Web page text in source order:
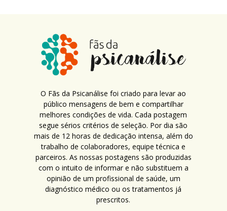
O Fãs da Psicanálise foi criado para levar ao
público mensagens de bem e compartilhar
melhores condições de vida. Cada postagem
segue sérios critérios de seleção. Por dia são
mais de 12 horas de dedicação intensa, além do
trabalho de colaboradores, equipe técnica e
parceiros. As nossas postagens são produzidas
com o intuito de informar e não substituem a
opinião de um profissional de saúde, um
diagnóstico médico ou os tratamentos já
prescritos.